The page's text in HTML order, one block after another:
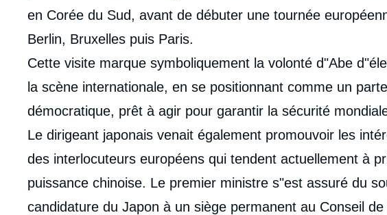
en Corée du Sud, avant de débuter une tournée
Berlin, Bruxelles puis Paris.
Cette visite marque symboliquement la volonté d"Abe
la scène internationale, en se positionnant comme un
démocratique, prêt à agir pour garantir la sécurité
Le dirigeant japonais venait également promouvoir les
des interlocuteurs européens qui tendent actuellement à
puissance chinoise. Le premier ministre s"est assuré du
candidature du Japon à un siège permanent au Conseil